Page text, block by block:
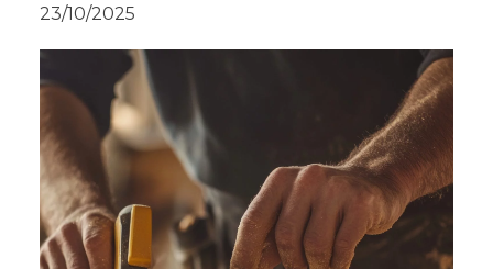
23/10/2025